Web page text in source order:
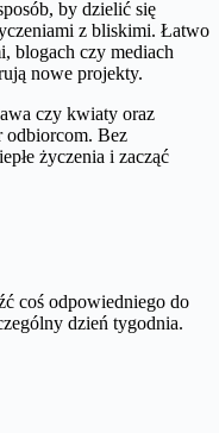
by dzielić się
z bliskimi. Łatwo
blogach czy mediach
nowe projekty.
czy kwiaty oraz
odbiorcom. Bez
życzenia i zacząć
coś odpowiedniego do
dzień tygodnia.